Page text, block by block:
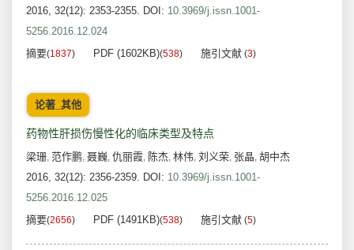
2016, 32(12): 2353-2355. DOI: 10.3969/j.issn.1001-
5256.2016.12.024
摘要(1837) PDF (1602KB)(538) 施引文献 (3)
论著_其他
药物性肝损伤慢性化的临床类型及特点
梁珊, 范作鹏, 聂巍, 仇丽霞, 陈杰, 林伟, 刘义荣, 张晶, 胡中杰
2016, 32(12): 2356-2359. DOI: 10.3969/j.issn.1001-
5256.2016.12.025
摘要(2656) PDF (1491KB)(538) 施引文献 (5)